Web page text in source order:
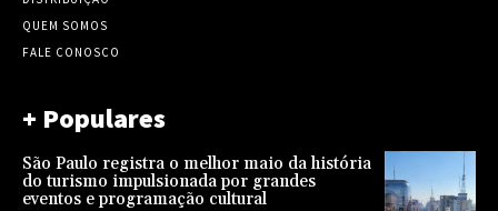
QUEM SOMOS
FALE CONOSCO
+ Populares
São Paulo registra o melhor maio da história
do turismo impulsionada por grandes
eventos e programação cultural